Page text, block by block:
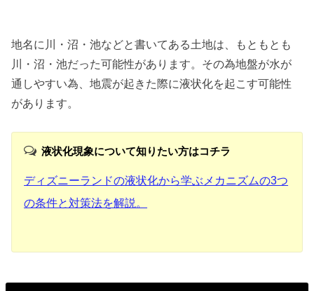
地名に川・沼・池などと書いてある土地は、もともとも
川・沼・池だった可能性があります。その為地盤が水が
通しやすい為、地震が起きた際に液状化を起こす可能性
があります。
液状化現象について知りたい方はコチラ
ディズニーランドの液状化から学ぶメカニズムの3つ
の条件と対策法を解説。